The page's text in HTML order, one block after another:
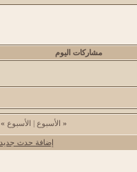
مشاركات اليوم
« الأسبوع | الأسبوع »
إضافة حدث جديد